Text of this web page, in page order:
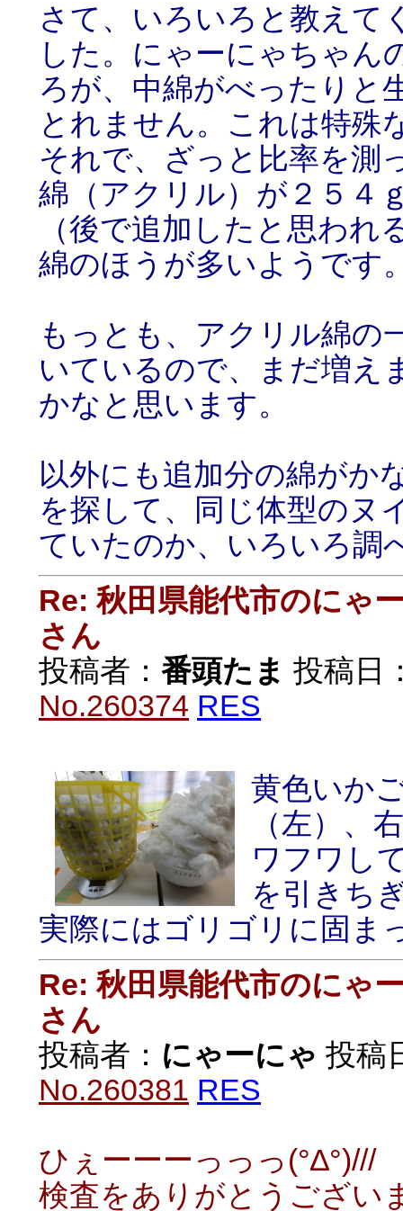
さて、いろいろと教えて
した。にゃーにゃちゃん
ろが、中綿がべったりと
とれません。これは特殊
それで、ざっと比率を測
綿（アクリル）が２５４
（後で追加したと思わ
綿のほうが多いようです
もっとも、アクリル綿の
いているので、まだ増え
かなと思います。
以外にも追加分の綿がか
を探して、同じ体型のヌ
ていたのか、いろいろ調
Re: 秋田県能代市のにゃ
さん
投稿者： 番頭たま 投稿日
No.260374 RES
黄色いか
（左）、
ワフワし
を引きち
実際にはゴリゴリに固ま
Re: 秋田県能代市のにゃ
さん
投稿者： にゃーにゃ 投稿
No.260381 RES
ひぇーーーっっっ(°∆°)///
検査をありがとうござい